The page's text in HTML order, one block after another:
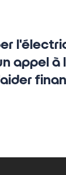
appel à